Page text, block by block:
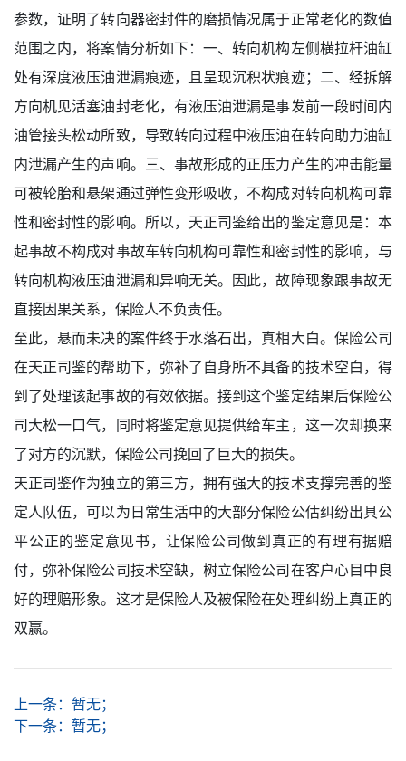
参数，证明了转向器密封件的磨损情况属于正常老化的数值
范围之内，将案情分析如下：一、转向机构左侧横拉杆油缸
处有深度液压油泄漏痕迹，且呈现沉积状痕迹；二、经拆解
方向机见活塞油封老化，有液压油泄漏是事发前一段时间内
油管接头松动所致，导致转向过程中液压油在转向助力油缸
内泄漏产生的声响。三、事故形成的正压力产生的冲击能量
可被轮胎和悬架通过弹性变形吸收，不构成对转向机构可靠
性和密封性的影响。所以，天正司鉴给出的鉴定意见是：本
起事故不构成对事故车转向机构可靠性和密封性的影响，与
转向机构液压油泄漏和异响无关。因此，故障现象跟事故无
直接因果关系，保险人不负责任。
至此，悬而未决的案件终于水落石出，真相大白。保险公司
在天正司鉴的帮助下，弥补了自身所不具备的技术空白，得
到了处理该起事故的有效依据。接到这个鉴定结果后保险公
司大松一口气，同时将鉴定意见提供给车主，这一次却换来
了对方的沉默，保险公司挽回了巨大的损失。
天正司鉴作为独立的第三方，拥有强大的技术支撑完善的鉴
定人队伍，可以为日常生活中的大部分保险公估纠纷出具公
平公正的鉴定意见书，让保险公司做到真正的有理有据赔
付，弥补保险公司技术空缺，树立保险公司在客户心目中良
好的理赔形象。这才是保险人及被保险在处理纠纷上真正的
双赢。
上一条： 暂无；
下一条： 暂无；